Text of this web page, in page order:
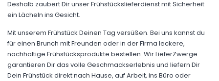
Deshalb zaubert Dir unser Frühstückslieferdienst mit Sicherheit
ein Lächeln ins Gesicht.
Mit unserem Frühstück Deinen Tag versüßen. Bei uns kannst du
für einen Brunch mit Freunden oder in der Firma leckere,
nachhaltige Frühstücksprodukte bestellen. Wir LieferZwerge
garantieren Dir das volle Geschmackserlebnis und liefern Dir
Dein Frühstück direkt nach Hause, auf Arbeit, ins Büro oder